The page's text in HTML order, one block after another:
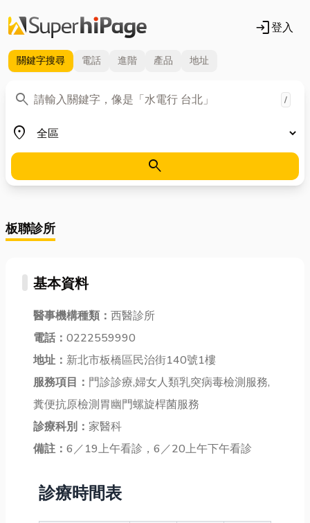
login登入
關鍵字搜尋 電話 進階 產品 地址
search
關鍵字 /
place
地區
search
板聯診所
基本資料
醫事機構種類： 西醫診所
電話： 0222559990
地址： 新北市板橋區民治街140號1樓
服務項目： 門診診療,婦女人類乳突病毒檢測服務,
糞便抗原檢測胃幽門螺旋桿菌服務
診療科別： 家醫科
備註： 6／19上午看診，6／20上午下午看診
診療時間表